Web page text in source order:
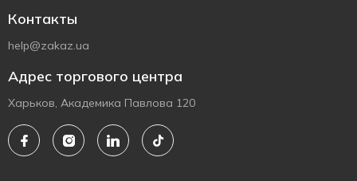
Контакты
help@zakaz.ua
Адрес торгового центра
Харьков, Академика Павлова 120